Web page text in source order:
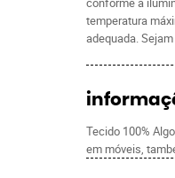
temperatura
adequada.
Tecido 100%
em móveis,